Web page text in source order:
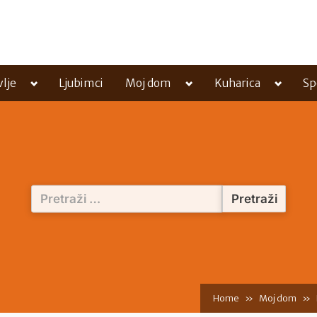
Toggle
menu
Ljubimci Moj dom
Toggle
menu
Kuharica
Toggle
menu
Pretraži:
Home Moj dom